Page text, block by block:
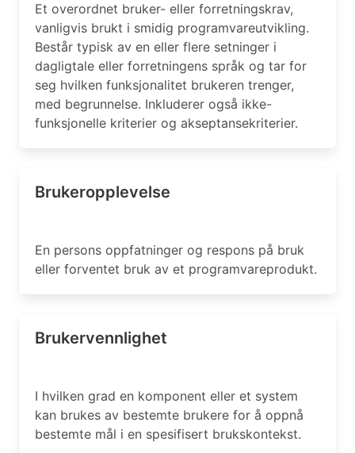
Et overordnet bruker- eller forretningskrav,
vanligvis brukt i smidig programvareutvikling.
Består typisk av en eller flere setninger i
dagligtale eller forretningens språk og tar for
seg hvilken funksjonalitet brukeren trenger,
med begrunnelse. Inkluderer også ikke-
funksjonelle kriterier og akseptansekriterier.
Brukeropplevelse
En persons oppfatninger og respons på bruk
eller forventet bruk av et programvareprodukt.
Brukervennlighet
I hvilken grad en komponent eller et system
kan brukes av bestemte brukere for å oppnå
bestemte mål i en spesifisert brukskontekst.